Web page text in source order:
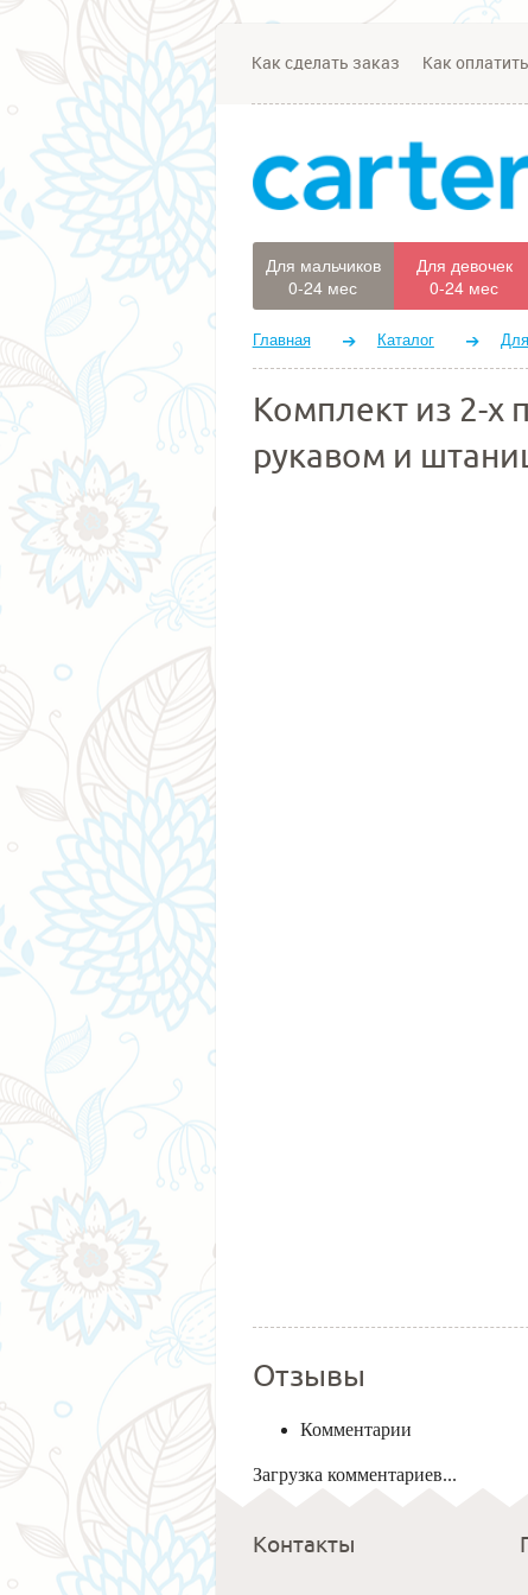
Как сделать заказ Как оплатить
Для мальчиков
0-24 мес
Для девочек
0-24 мес
Главная Каталог
Комплект из 2-х
рукавом и
Отзывы
Комментарии
Загрузка комментариев...
Контакты